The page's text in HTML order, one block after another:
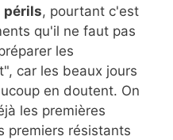
périls, pourtant c'est
qu'il ne faut pas
les
car les beaux jours
en doutent. On
les premières
premiers résistants